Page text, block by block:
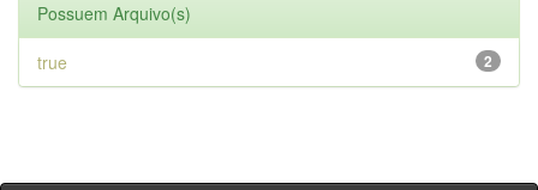
Possuem Arquivo(s)
2
true